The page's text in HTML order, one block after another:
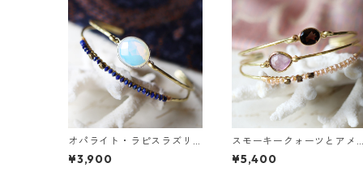
オパライト・ラピスラズリ
の2連バングル
¥3,900
スモーキークォーツとアメ
ジストの真鍮3連バングル
¥5,400